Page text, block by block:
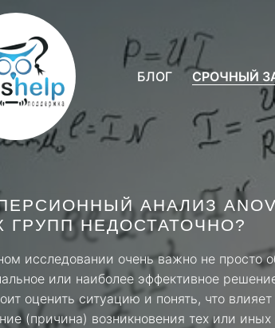
БЛОГ СРОЧНЫЙ
АНАЛИЗ
ГРУПП НЕДОСТАТОЧНО?
исследовании очень важно не просто
или наиболее эффективное
оценить ситуацию и понять, что
(причина) возникновения тех или